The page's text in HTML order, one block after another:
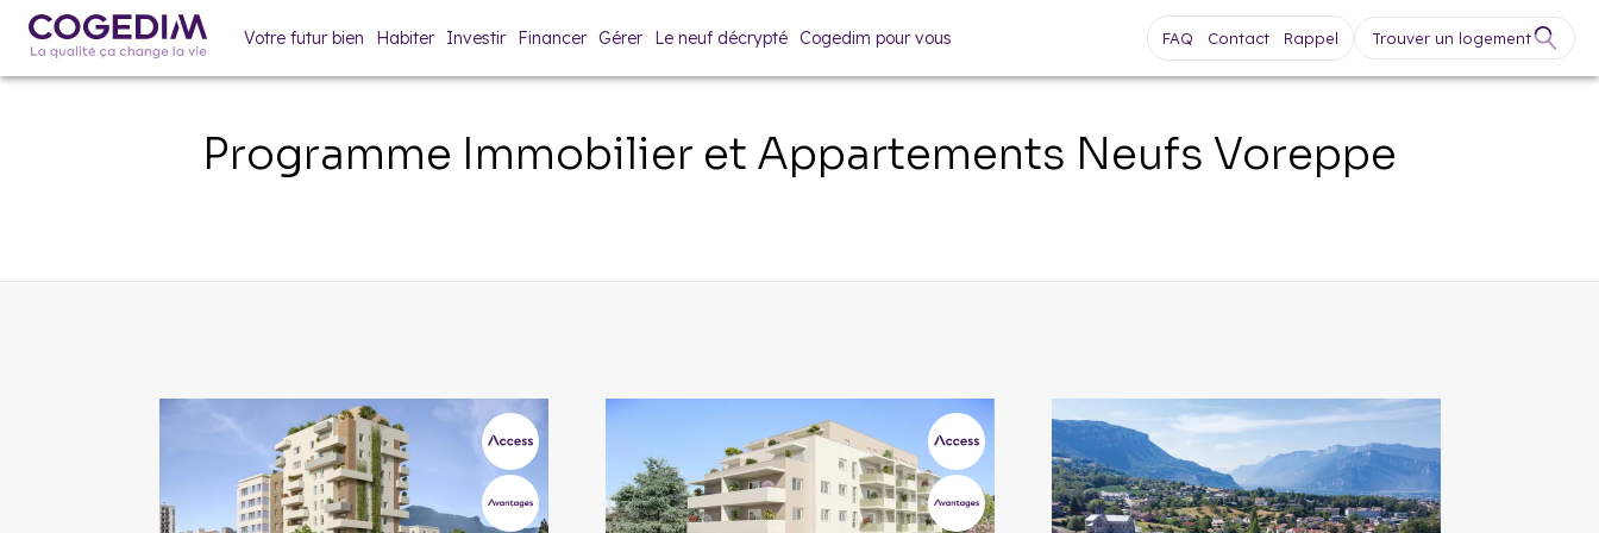
Votre futur bien Habiter Investir Financer Gérer Le neuf décrypté Cogedim pour vous FAQ Contact Rappel Trouver un logement
Programme Immobilier et Appartements Neufs Voreppe